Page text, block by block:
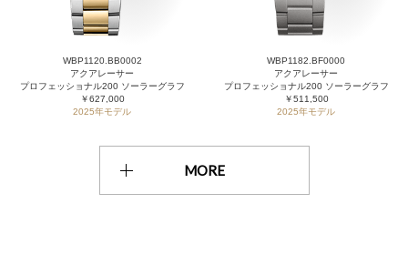
WBP1120.BB0002
アクアレーサー
プロフェッショナル200 ソーラーグラフ
￥627,000
2025年モデル
WBP1182.BF0000
アクアレーサー
プロフェッショナル200 ソーラーグラフ
￥511,500
2025年モデル
MORE